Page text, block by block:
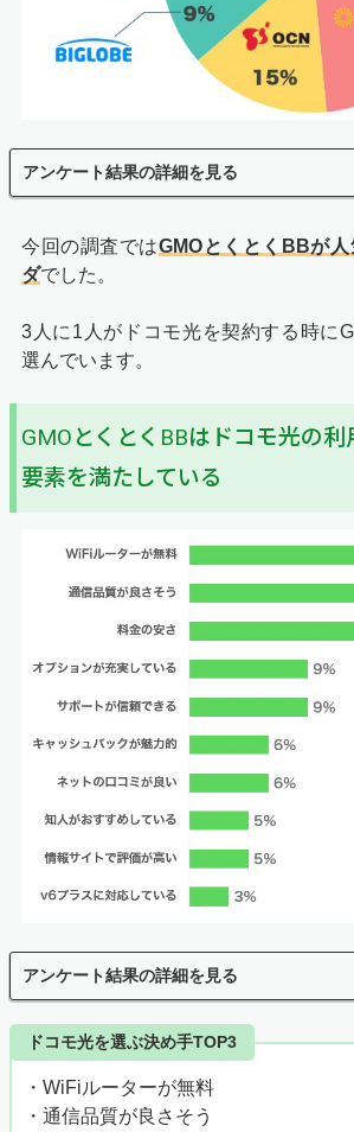
アンケート結果の詳細を見る
今回の調査ではGMOとくとくBBが
ダでした。
3人に1人がドコモ光を契約する時に
選んでいます。
GMOとくとくBBはドコモ光の利
要素を満たしている
アンケート結果の詳細を見る
ドコモ光を選ぶ決め手TOP3
・WiFiルーターが無料
・通信品質が良さそう